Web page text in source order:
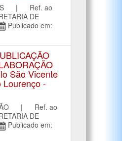
| Ref. ao
DE
Publicado em:
São Vicente
Lourenço -
| Ref. ao
DE
Publicado em: